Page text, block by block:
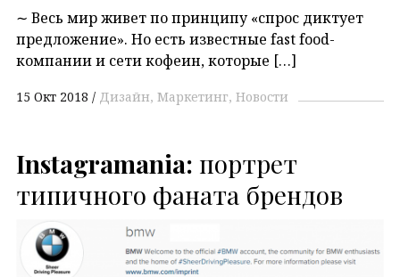
∼ Весь мир живет по принципу «спрос диктует
предложение». Но есть известные fast food-
компании и сети кофеин, которые […]
15 Окт 2018 Дизайн Маркетинг Новости
Instagramania: портрет
типичного фаната брендов